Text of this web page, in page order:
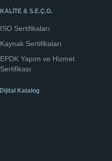
KALİTE & S.E.Ç.G.
ISO Sertifikaları
Kaynak Sertifikaları
EPDK Yapım ve Hizmet
Sertifikası
Dijital Katalog